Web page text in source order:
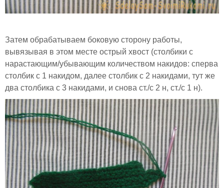
Затем обрабатываем боковую сторону работы,
вывязывая в этом месте острый хвост (столбики с
нарастающим/убывающим количеством накидов: сперва
столбик с 1 накидом, далее столбик с 2 накидами, тут же
два столбика с 3 накидами, и снова ст./с 2 н, ст./с 1 н).